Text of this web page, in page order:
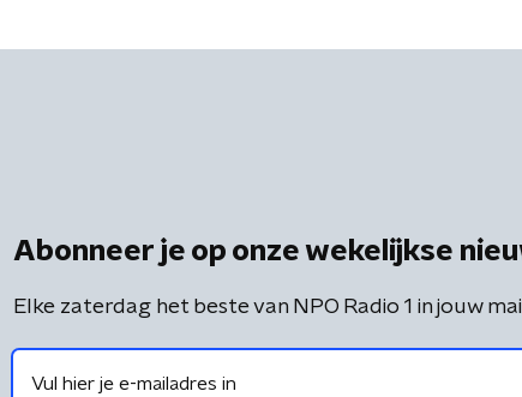
Abonneer je op onze wekelijkse
Elke zaterdag het beste van NPO Radio 1 in jouw